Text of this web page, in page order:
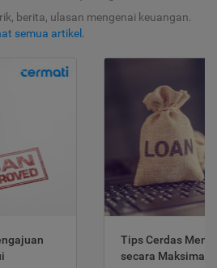
berita, ulasan mengenai keuangan.
semua artikel .
Tips Cerdas
secara Maksimal